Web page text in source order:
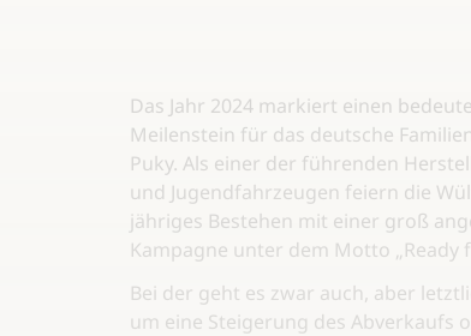
Das Jahr 2024 markiert einen
Meilenstein für das deutsche
Puky. Als einer der führenden
und Jugendfahrzeugen feiern die
jähriges Bestehen mit einer groß
Kampagne unter dem Motto „Ready
Bei der geht es zwar auch, aber
um eine Steigerung des Abverkaufs